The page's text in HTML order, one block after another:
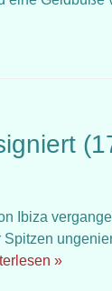
Ibiza
»